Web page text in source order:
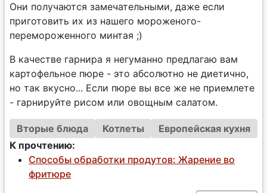
Они получаются замечательными, даже если
приготовить их из нашего мороженого-
перемороженного минтая ;)
В качестве гарнира я негуманно предлагаю вам
картофельное пюре - это абсолютно не диетично,
но так вкусно... Если пюре вы все же не приемлете
- гарнируйте рисом или овощным салатом.
Вторые блюда Котлеты
Европейская кухня
К прочтению:
Способы обработки продутов: Жарение во
фритюре